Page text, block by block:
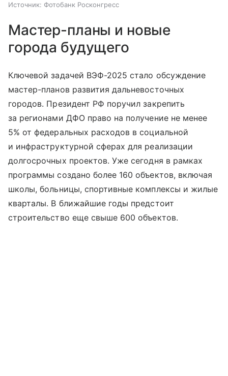
Источник: Фотобанк Росконгресс
Мастер-планы и новые
города будущего
Ключевой задачей ВЭФ-2025 стало обсуждение
мастер-планов развития дальневосточных
городов. Президент РФ поручил закрепить
за регионами ДФО право на получение не менее
5% от федеральных расходов в социальной
и инфраструктурной сферах для реализации
долгосрочных проектов. Уже сегодня в рамках
программы создано более 160 объектов, включая
школы, больницы, спортивные комплексы и жилые
кварталы. В ближайшие годы предстоит
строительство еще свыше 600 объектов.